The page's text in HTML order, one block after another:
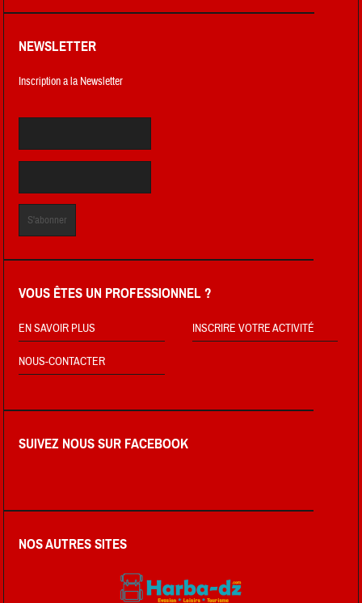
NEWSLETTER
Inscription a la Newsletter
VOUS ÊTES UN PROFESSIONNEL ?
EN SAVOIR PLUS INSCRIRE VOTRE ACTIVITÉ
NOUS-CONTACTER
SUIVEZ NOUS SUR FACEBOOK
NOS AUTRES SITES